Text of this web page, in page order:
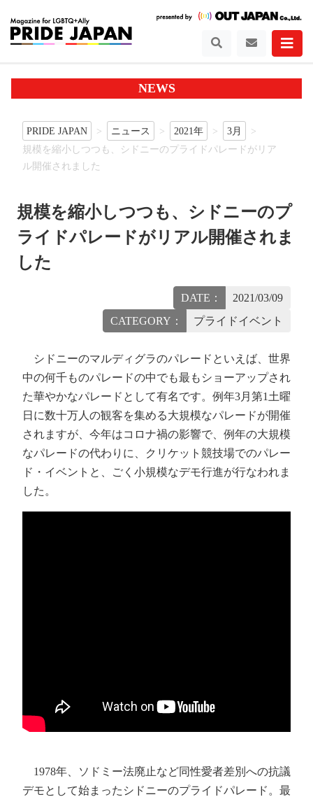
NEWS
PRIDE JAPAN ニュース 2021年
3月
規模を縮小しつつも、シドニーのプライドパレードがリア
ル開催されました
規模を縮小しつつも、シドニーのプ
ライドパレードがリアル開催されま
した
DATE：
2021/03/09
CATEGORY：
プライドイベント
シドニーのマルディグラのパレードといえば、世界
中の何千ものパレードの中でも最もショーアップされ
た華やかなパレードとして有名です。例年3月第1土曜
日に数十万人の観客を集める大規模なパレードが開催
されますが、今年はコロナ禍の影響で、例年の大規模
なパレードの代わりに、クリケット競技場でのパレー
ド・イベントと、ごく小規模なデモ行進が行なわれま
した。
1978年、ソドミー法廃止など同性愛者差別への抗議
デモとして始まったシドニーのプライドパレード。最